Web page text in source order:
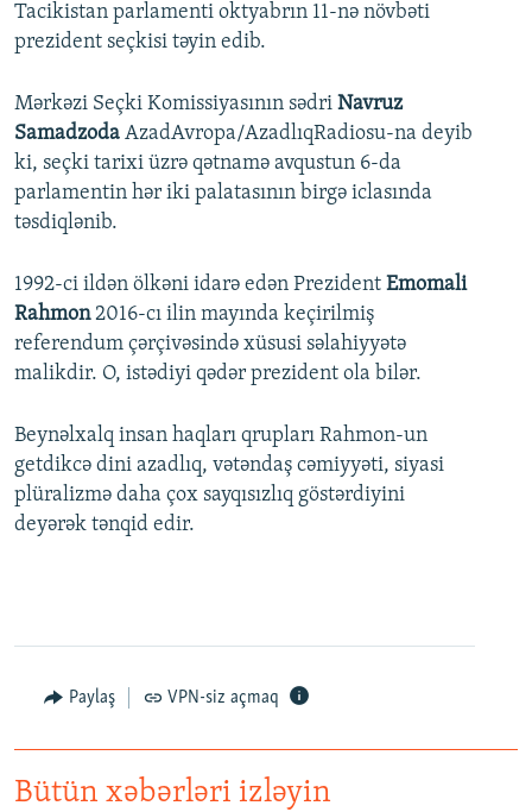
XƏBƏR BÜLLETENLƏRIMIZ
Tacikistan parlamenti oktyabrın 11-nə növbəti
prezident seçkisi təyin edib.
Mərkəzi Seçki Komissiyasının sədri Navruz
Samadzoda AzadAvropa/AzadlıqRadiosu-na deyib
ki, seçki tarixi üzrə qətnamə avqustun 6-da
parlamentin hər iki palatasının birgə iclasında
təsdiqlənib.
1992-ci ildən ölkəni idarə edən Prezident Emomali
Rahmon2016-cı ilin mayında keçirilmiş
referendum çərçivəsində xüsusi səlahiyyətə
malikdir. O, istədiyi qədər prezident ola bilər.
Beynəlxalq insan haqları qrupları Rahmon-un
getdikcə dini azadlıq, vətəndaş cəmiyyəti, siyasi
plüralizmə daha çox sayqısızlıq göstərdiyini
deyərək tənqid edir.
Paylaş VPN-siz açmaq
Bütün xəbərləri izləyin